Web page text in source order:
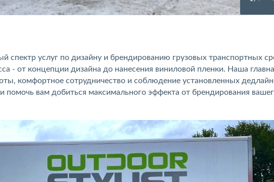
спектр услуг по дизайну и брендированию грузовых транспортных
- от концепции дизайна до нанесения виниловой пленки. Наша
комфортное сотрудничество и соблюдение установленных
помочь вам добиться максимального эффекта от брендирования